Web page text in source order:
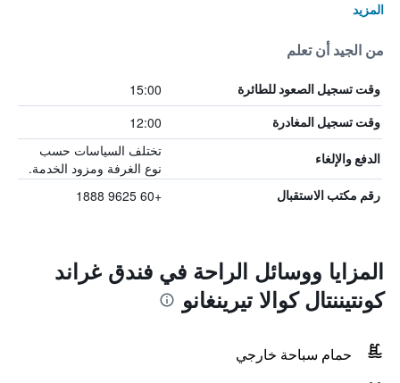
المزيد
من الجيد أن تعلم
وقت تسجيل الصعود للطائرة 15:00
وقت تسجيل المغادرة 12:00
الدفع والإلغاء
تختلف السياسات حسب
نوع الغرفة ومزود الخدمة.
رقم مكتب الاستقبال +60 9625 1888
المزايا ووسائل الراحة في فندق غراند
كونتيننتال كوالا تيرينغانو
حمام سباحة خارجي